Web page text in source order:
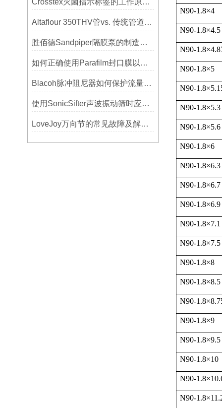
Crosstex灭菌指示标签的工作原理：变色反应机制详解
Altaflour 350THV管vs. 传统管道：谁更耐用？
胜佰德Sandpiper隔膜泵的制造工艺和技术难点
如何正确使用Parafilm封口膜以确保实验结果的准确性？
Blacoh脉冲阻尼器如何保护流量计、压力开关和管路附件？
使用SonicSifter声波振动筛时应注意的几个方面
LoveJoy万向节的常见故障及解决方案
N90-1.8×4
N90-1.8×4.5
N90-1.8×
N90-1.8×5
N90-1.8×
N90-1.8×5.3
N90-1.8×5.6
N90-1.8×6
N90-1.8×6.3
N90-1.8×6.7
N90-1.8×6.9
N90-1.8×7.1
N90-1.8×7.5
N90-1.8×8
N90-1.8×8.5
N90-1.8×
N90-1.8×9
N90-1.8×9.5
N90-1.8×10
N90-1.8×
N90-1.8×